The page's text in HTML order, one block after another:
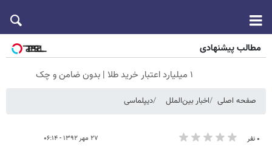
مطالب پیشنهادی
۱ میلیارد اعتبار خرید طلا | بدون ضامن و چک
صفحه اصلی اخبار بین‌الملل دیپلماسی
۰ نفر ۲۷ مهر ۱۳۹۲ - ۰۶:۱۴